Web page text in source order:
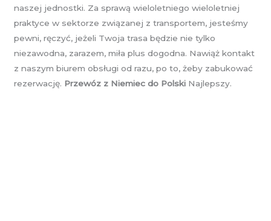
naszej jednostki. Za sprawą wieloletniego wieloletniej
praktyce w sektorze związanej z transportem, jesteśmy
pewni, ręczyć, jeżeli Twoja trasa będzie nie tylko
niezawodna, zarazem, miła plus dogodna. Nawiąż kontakt
z naszym biurem obsługi od razu, po to, żeby zabukować
rezerwację. Przewóz z Niemiec do Polski Najlepszy.